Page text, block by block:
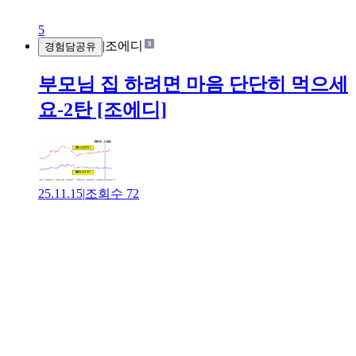
5
경험담공유 |조에디
부모님 집 하려면 마음 단단히 먹으세
요-2탄 [조에디]
25.11.15|조회수 72